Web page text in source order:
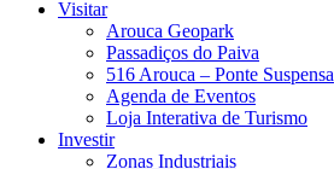
Visitar
Arouca Geopark
Passadiços do Paiva
516 Arouca – Ponte Suspensa
Agenda de Eventos
Loja Interativa de Turismo
Investir
Zonas Industriais